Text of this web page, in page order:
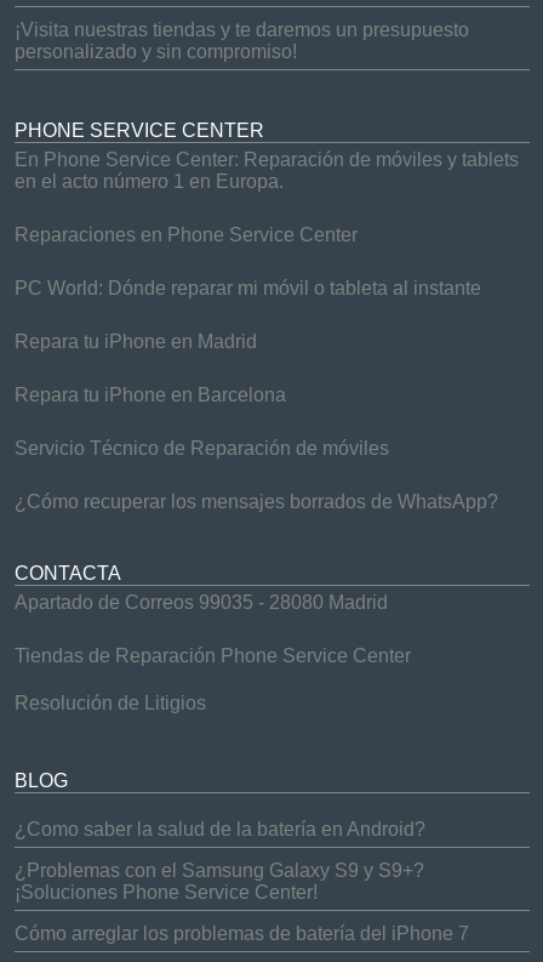
¡Visita nuestras tiendas y te daremos un presupuesto
personalizado y sin compromiso!
PHONE SERVICE CENTER
En Phone Service Center: Reparación de móviles y tablets
en el acto número 1 en Europa.
Reparaciones en Phone Service Center
PC World: Dónde reparar mi móvil o tableta al instante
Repara tu iPhone en Madrid
Repara tu iPhone en Barcelona
Servicio Técnico de Reparación de móviles
¿Cómo recuperar los mensajes borrados de WhatsApp?
CONTACTA
Apartado de Correos 99035 - 28080 Madrid
Tiendas de Reparación Phone Service Center
Resolución de Litigios
BLOG
¿Como saber la salud de la batería en Android?
¿Problemas con el Samsung Galaxy S9 y S9+?
¡Soluciones Phone Service Center!
Cómo arreglar los problemas de batería del iPhone 7